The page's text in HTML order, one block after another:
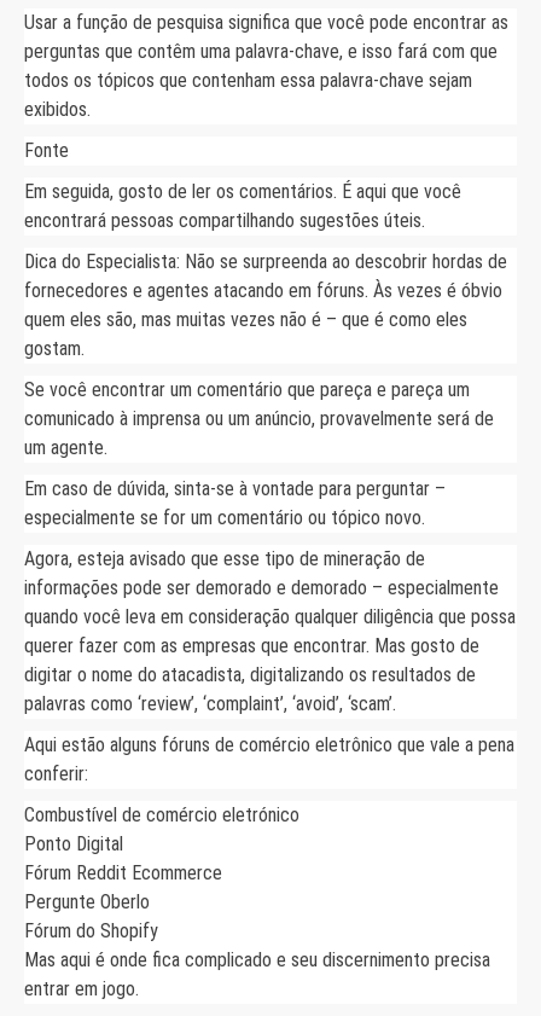
Usar a função de pesquisa significa que você pode encontrar as
perguntas que contêm uma palavra-chave, e isso fará com que
todos os tópicos que contenham essa palavra-chave sejam
exibidos.
Fonte
Em seguida, gosto de ler os comentários. É aqui que você
encontrará pessoas compartilhando sugestões úteis.
Dica do Especialista: Não se surpreenda ao descobrir hordas de
fornecedores e agentes atacando em fóruns. Às vezes é óbvio
quem eles são, mas muitas vezes não é – que é como eles
gostam.
Se você encontrar um comentário que pareça e pareça um
comunicado à imprensa ou um anúncio, provavelmente será de
um agente.
Em caso de dúvida, sinta-se à vontade para perguntar –
especialmente se for um comentário ou tópico novo.
Agora, esteja avisado que esse tipo de mineração de
informações pode ser demorado e demorado – especialmente
quando você leva em consideração qualquer diligência que possa
querer fazer com as empresas que encontrar. Mas gosto de
digitar o nome do atacadista, digitalizando os resultados de
palavras como ‘review’, ‘complaint’, ‘avoid’, ‘scam’.
Aqui estão alguns fóruns de comércio eletrônico que vale a pena
conferir:
Combustível de comércio eletrónico
Ponto Digital
Fórum Reddit Ecommerce
Pergunte Oberlo
Fórum do Shopify
Mas aqui é onde fica complicado e seu discernimento precisa
entrar em jogo.